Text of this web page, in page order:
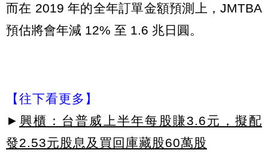
而在 2019 年的全年訂單金額預測上，JMTBA
預估將會年減 12% 至 1.6 兆日圓。
【往下看更多】
► 興櫃：台普威上半年每股賺3.6元，擬配
發2.53元股息及買回庫藏股60萬股